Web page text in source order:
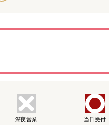
深夜営業 当日受付